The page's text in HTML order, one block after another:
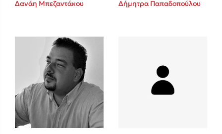
Sebastian Fitzek
Playlist
Δανάη Μπεζαντάκου Δήμητρα Παπαδοπούλου